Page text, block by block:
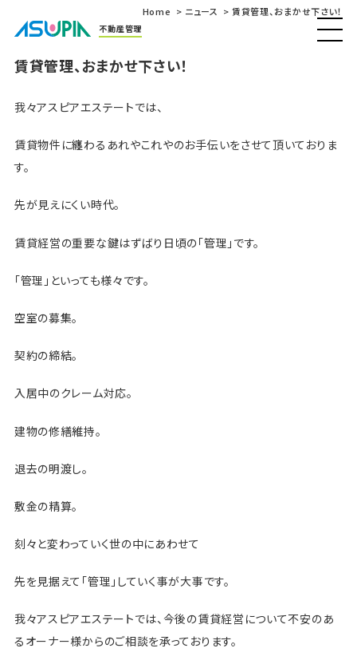
不動産管理
Home ニュース 賃貸管理、おまかせ下さい！
賃貸管理、おまかせ下さい！
我々アスピアエステートでは、
賃貸物件に纏わるあれやこれやのお手伝いをさせて頂いておりま
す。
先が見えにくい時代。
賃貸経営の重要な鍵はずばり日頃の「管理」です。
「管理」といっても様々です。
空室の募集。
契約の締結。
入居中のクレーム対応。
建物の修繕維持。
退去の明渡し。
敷金の精算。
刻々と変わっていく世の中にあわせて
先を見据えて「管理」していく事が大事です。
我々アスピアエステートでは、今後の賃貸経営について不安のあ
るオーナー様からのご相談を承っております。